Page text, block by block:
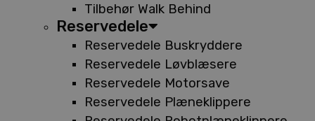
Tilbehør Walk Behind
Reservedele
Reservedele Buskryddere
Reservedele Løvblæsere
Reservedele Motorsave
Reservedele Plæneklippere